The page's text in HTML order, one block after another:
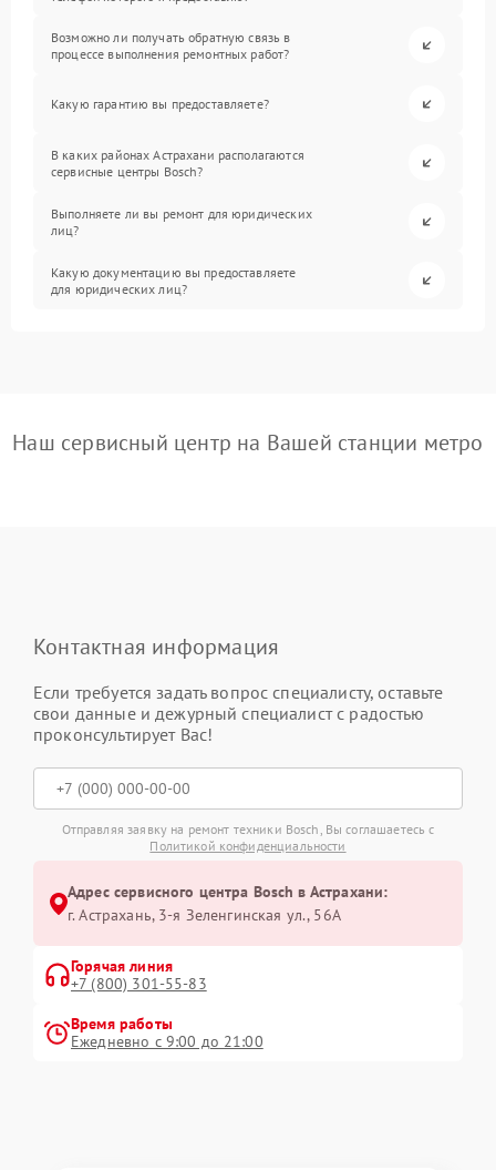
Возможно ли получать обратную связь в
процессе выполнения ремонтных работ?
Какую гарантию вы предоставляете?
В каких районах Астрахани располагаются
сервисные центры Bosch?
Выполняете ли вы ремонт для юридических
лиц?
Какую документацию вы предоставляете
для юридических лиц?
Наш сервисный центр на Вашей станции метро
Контактная информация
Если требуется задать вопрос специалисту, оставьте
свои данные и дежурный специалист с радостью
проконсультирует Вас!
Отправляя заявку на ремонт техники Bosch, Вы соглашаетесь с
Политикой конфиденциальности
Адрес сервисного центра Bosch в Астрахани:
г. Астрахань, 3-я Зеленгинская ул., 56А
Горячая линия
+7 (800) 301-55-83
Время работы
Ежедневно с 9:00 до 21:00